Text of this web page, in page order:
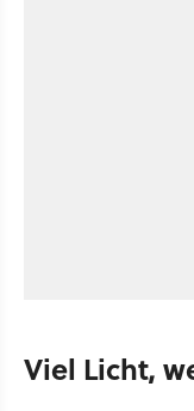
Viel Licht,